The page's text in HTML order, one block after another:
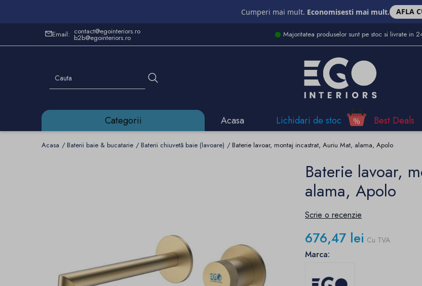
Cumperi mai mult. Economisesti mai mult. AFLA
Email: contact@egointeriors.ro
b2b@egointeriors.ro Majoritatea produselor sunt pe stoc si livrate in
Categorii Acasa Lichidari de stoc Best Deals
Acasa Baterii baie & bucatarie Baterii chiuvetă baie (lavoare) Baterie lavoar, montaj incastrat, Auriu Mat, alama, Apolo
Baterie lavoar,
alama, Apolo
Scrie o recenzie
676,47 lei Cu TVA
Marca: